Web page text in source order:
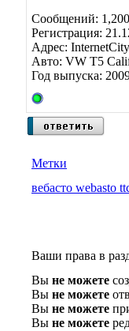
Сообщений: 1,200
Регистрация:
Адрес: InternetCity
Авто: VW T5
Год выпуска:
Метки
вебасто webasto
Ваши права в
Вы не можете
Вы не можете
Вы не можете
Вы не можете